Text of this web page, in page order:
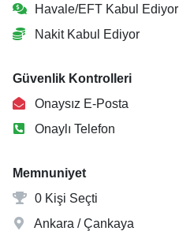
Havale/EFT Kabul Ediyor
Nakit Kabul Ediyor
Güvenlik Kontrolleri
Onaysız E-Posta
Onaylı Telefon
Memnuniyet
0 Kişi Seçti
Ankara / Çankaya